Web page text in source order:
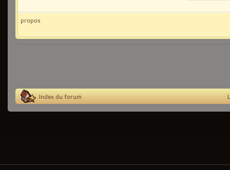
propos
Index du forum